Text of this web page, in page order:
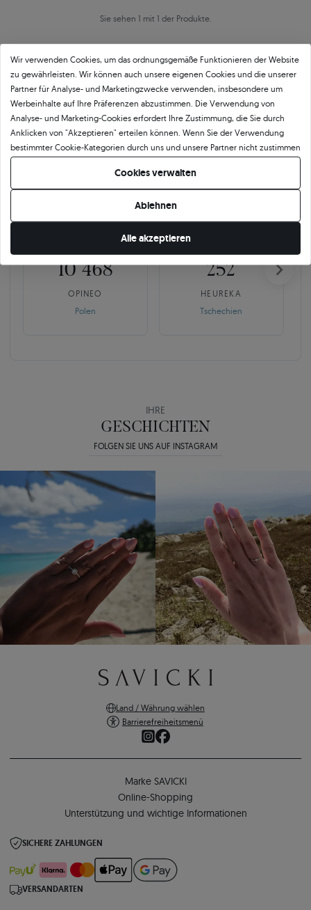
Sie sehen 1 mit 1 der Produkte.
Über 11 4845★-Bewertungen in ganz
Europa
GEPRÜFTE BEWERTUNGEN UNSERER KUNDEN
10 468
OPINEO
Polen
252
HEUREKA
Tschechien
IHRE
GESCHICHTEN
FOLGEN SIE UNS AUF INSTAGRAM
Land / Währung wählen
Barrierefreiheitsmenü
Marke SAVICKI
Online-Shopping
Unterstützung und wichtige Informationen
SICHERE ZAHLUNGEN
VERSANDARTEN
Wir verwenden Cookies, um das ordnungsgemäße Funktionieren der Website
zu gewährleisten. Wir können auch unsere eigenen Cookies und die unserer
Partner für Analyse- und Marketingzwecke verwenden, insbesondere um
Werbeinhalte auf Ihre Präferenzen abzustimmen. Die Verwendung von
Analyse- und Marketing-Cookies erfordert Ihre Zustimmung, die Sie durch
Anklicken von "Akzeptieren" erteilen können. Wenn Sie der Verwendung
bestimmter Cookie-Kategorien durch uns und unsere Partner nicht zustimmen
möchten, klicken Sie auf "Lassen Sie mich wählen" und bestimmen Sie Ihre
Präferenzen. Sie können Ihre Zustimmung jederzeit widerrufen, indem Sie
Ihre Cookie-Einstellungen ändern.
Cookies verwalten
Ablehnen
Alle akzeptieren